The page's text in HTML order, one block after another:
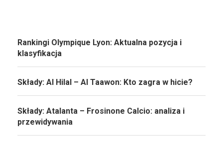
Rankingi Olympique Lyon: Aktualna pozycja i
klasyfikacja
Składy: Al Hilal – Al Taawon: Kto zagra w hicie?
Składy: Atalanta – Frosinone Calcio: analiza i
przewidywania